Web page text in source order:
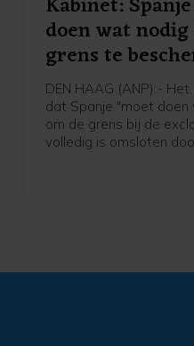
doen wat
grens te
DEN HAAG (ANP) -
dat Spanje "moet doen
om de grens bij de
volledig is omsloten